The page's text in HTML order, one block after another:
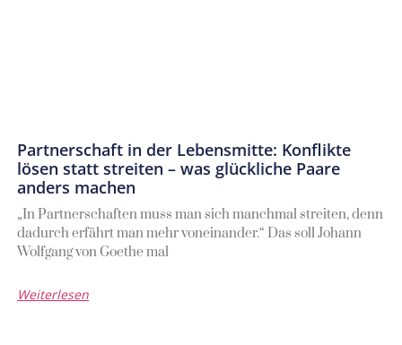
Partnerschaft in der Lebensmitte: Konflikte
lösen statt streiten – was glückliche Paare
anders machen
„In Partnerschaften muss man sich manchmal streiten, denn
dadurch erfährt man mehr voneinander.“ Das soll Johann
Wolfgang von Goethe mal
Weiterlesen